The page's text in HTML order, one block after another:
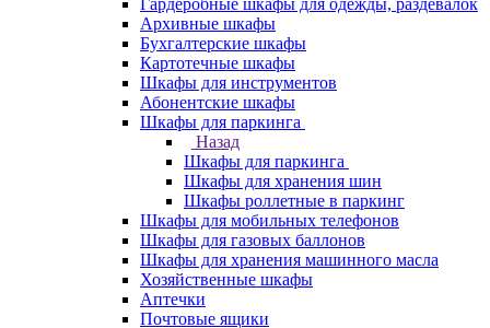
Гардеробные шкафы для одежды, раздевалок
Архивные шкафы
Бухгалтерские шкафы
Картотечные шкафы
Шкафы для инструментов
Абонентские шкафы
Шкафы для паркинга
Назад
Шкафы для паркинга
Шкафы для хранения шин
Шкафы роллетные в паркинг
Шкафы для мобильных телефонов
Шкафы для газовых баллонов
Шкафы для хранения машинного масла
Хозяйственные шкафы
Аптечки
Почтовые ящики